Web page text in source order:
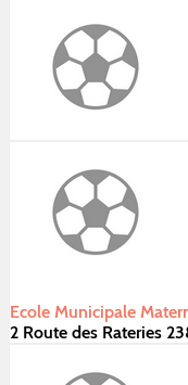
Ecole Municipale
2 Route des Rateries